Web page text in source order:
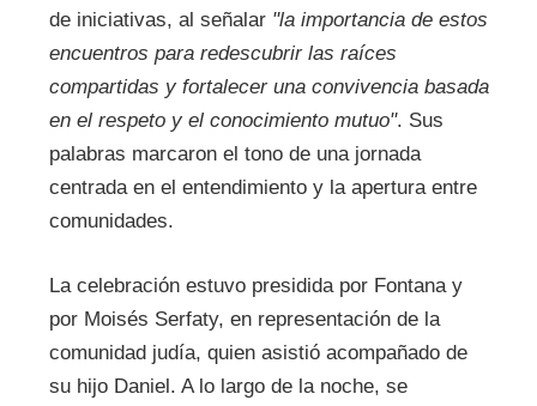
de iniciativas, al señalar "la importancia de estos
encuentros para redescubrir las raíces
compartidas y fortalecer una convivencia basada
en el respeto y el conocimiento mutuo". Sus
palabras marcaron el tono de una jornada
centrada en el entendimiento y la apertura entre
comunidades.
La celebración estuvo presidida por Fontana y
por Moisés Serfaty, en representación de la
comunidad judía, quien asistió acompañado de
su hijo Daniel. A lo largo de la noche, se